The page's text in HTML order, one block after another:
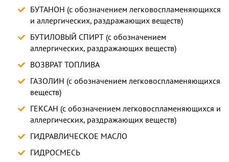
БУТАНОН (с обозначением легковоспламеняющихся
и аллергических, раздражающих веществ)
БУТИЛОВЫЙ СПИРТ (с обозначением
аллергических, раздражающих веществ)
ВОЗВРАТ ТОПЛИВА
ГАЗОЛИН (с обозначением легковоспламеняющихся
веществ)
ГЕКСАН (с обозначением легковоспламеняющихся и
аллергических, раздражающих веществ)
ГИДРАВЛИЧЕСКОЕ МАСЛО
ГИДРОСМЕСЬ